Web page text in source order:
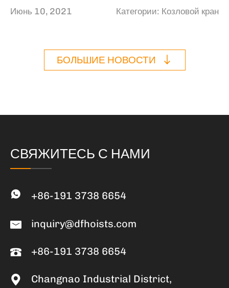
тележкой доставлен в
Июнь 10, 2021 Категории: Козловой кран
БОЛЬШИЕ НОВОСТИ
СВЯЖИТЕСЬ С НАМИ
+86-191 3738 6654
inquiry@dfhoists.com
+86-191 3738 6654
Changnao Industrial District,